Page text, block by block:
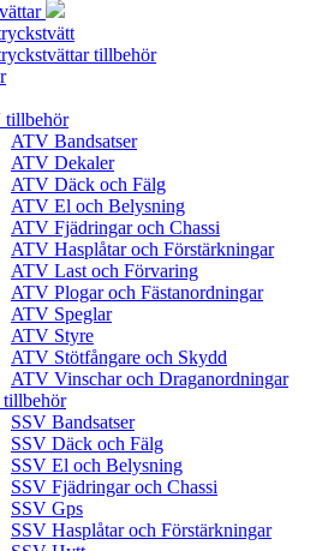
tillbehör
tillbehör
ATV Bandsatser
ATV Dekaler
ATV Däck och Fälg
ATV El och Belysning
ATV Fjädringar och Chassi
ATV Hasplåtar och Förstärkningar
ATV Last och Förvaring
ATV Plogar och Fästanordningar
ATV Speglar
ATV Styre
ATV Stötfångare och Skydd
ATV Vinschar och Draganordningar
tillbehör
SSV Bandsatser
SSV Däck och Fälg
SSV El och Belysning
SSV Fjädringar och Chassi
SSV Gps
SSV Hasplåtar och Förstärkningar